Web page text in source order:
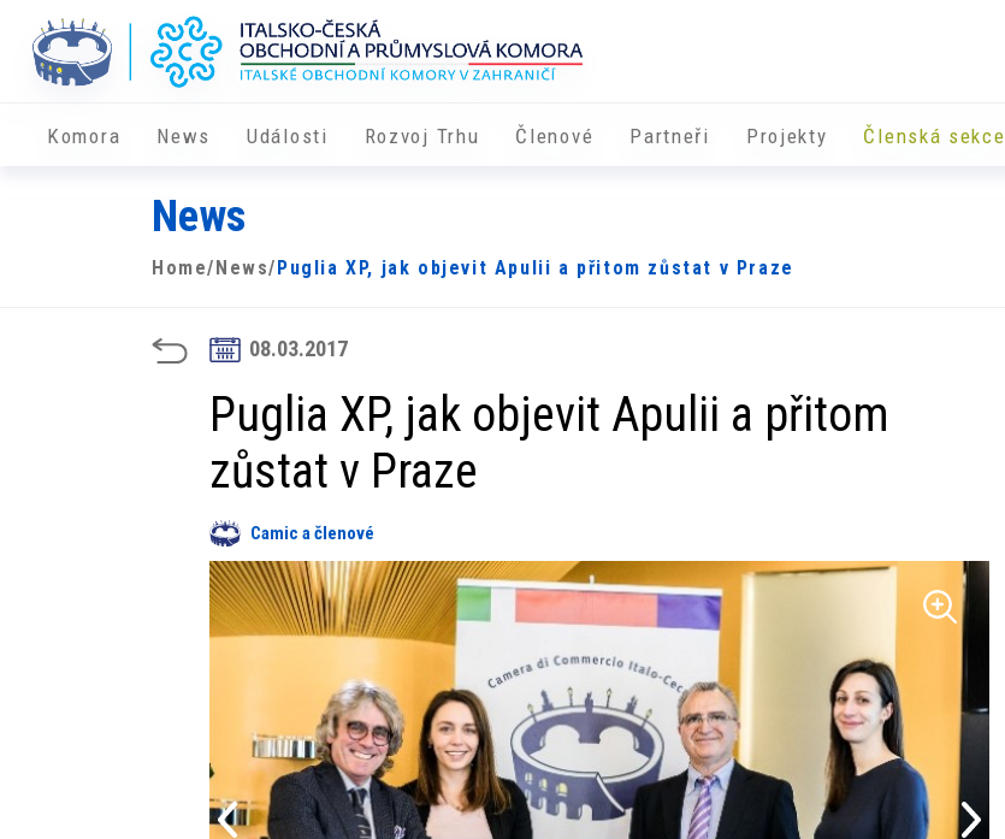
Komora News Události Rozvoj Trhu Členové Partneři ​​Projekty Členská sekce
News
Home/ News/ Puglia XP, jak objevit Apulii a přitom zůstat v Praze
08.03.2017
Puglia XP, jak objevit Apulii a přitom
zůstat v Praze
Camic a členové